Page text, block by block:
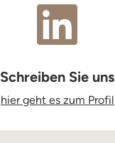

Schreiben Sie uns
hier geht es zum Profil